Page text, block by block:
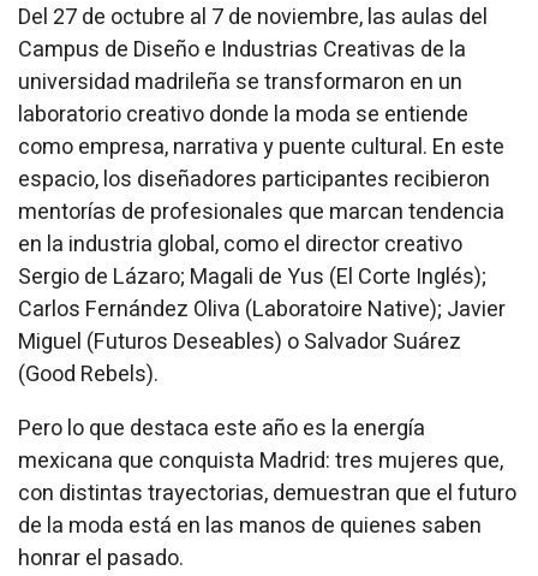
Del 27 de octubre al 7 de noviembre, las aulas del
Campus de Diseño e Industrias Creativas de la
universidad madrileña se transformaron en un
laboratorio creativo donde la moda se entiende
como empresa, narrativa y puente cultural. En este
espacio, los diseñadores participantes recibieron
mentorías de profesionales que marcan tendencia
en la industria global, como el director creativo
Sergio de Lázaro; Magali de Yus (El Corte Inglés);
Carlos Fernández Oliva (Laboratoire Native); Javier
Miguel (Futuros Deseables) o Salvador Suárez
(Good Rebels).
Pero lo que destaca este año es la energía
mexicana que conquista Madrid: tres mujeres que,
con distintas trayectorias, demuestran que el futuro
de la moda está en las manos de quienes saben
honrar el pasado.